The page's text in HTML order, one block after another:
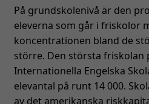
På grundskolenivå är den
eleverna som går i friskolor
koncentrationen bland de
större. Den största friskolan
Internationella Engelska
elevantal på runt 14 000.
av det amerikanska